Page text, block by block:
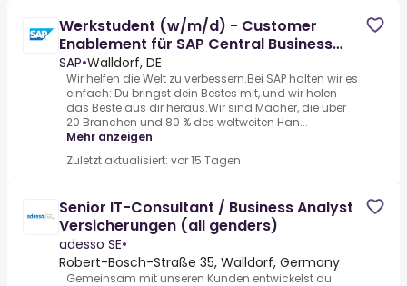
Werkstudent (w/m/d) - Customer
Enablement für SAP Central Business
Configuration
SAP•Walldorf, DE
Wir helfen die Welt zu verbessern.Bei SAP halten wir es
einfach: Du bringst dein Bestes mit, und wir holen
das Beste aus dir heraus.Wir sind Macher, die über
20 Branchen und 80 % des weltweiten Han...
Mehr anzeigen
Zuletzt aktualisiert: vor 15 Tagen
Senior IT-Consultant / Business Analyst
Versicherungen (all genders)
adesso SE•
Robert-Bosch-Straße 35, Walldorf, Germany
Gemeinsam mit unseren Kunden entwickelst du